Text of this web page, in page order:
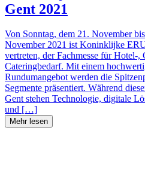
Gent 2021
Von Sonntag, dem 21. November
November 2021 ist Koninklijke
vertreten, der Fachmesse für Hotel-,
Cateringbedarf. Mit einem
Rundumangebot werden die
Segmente präsentiert. Während
Gent stehen Technologie, digitale
und […]
Mehr lesen